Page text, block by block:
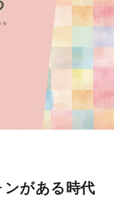
がある時代